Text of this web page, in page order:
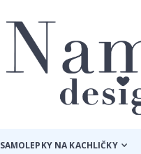
SAMOLEPKY NA KACHLIČKY